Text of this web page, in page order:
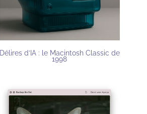
Délires d’IA : le Macintosh Classic de
1998